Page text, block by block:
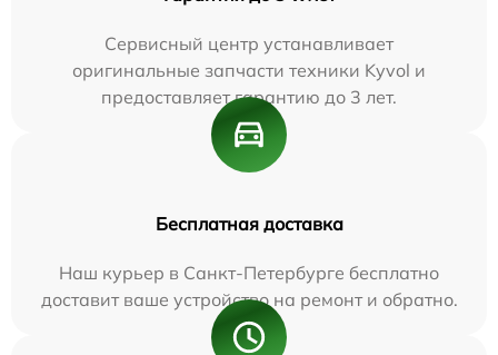
Сервисный центр устанавливает
оригинальные запчасти техники Kyvol и
предоставляет гарантию до 3 лет.
Бесплатная доставка
Наш курьер в Санкт-Петербурге бесплатно
доставит ваше устройство на ремонт и обратно.